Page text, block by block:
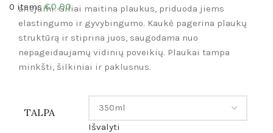
0 items €0.00
aliejumi. Giliai maitina plaukus, priduoda jiems
elastingumo ir gyvybingumo. Kaukė pagerina plaukų
struktūrą ir stiprina juos, saugodama nuo
nepageidaujamų vidinių poveikių. Plaukai tampa
minkšti, šilkiniai ir paklusnus.
TALPA
Išvalyti